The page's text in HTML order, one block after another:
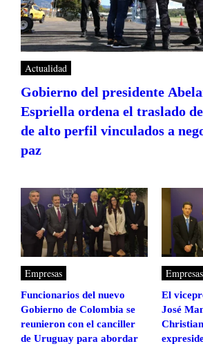
Actualidad
Gobierno del presidente
Espriella ordena el traslado
de alto perfil vinculados a
paz
Empresas
Funcionarios del nuevo
Gobierno de Colombia se
reunieron con el canciller
de Uruguay para abordar
Empresas
El
José